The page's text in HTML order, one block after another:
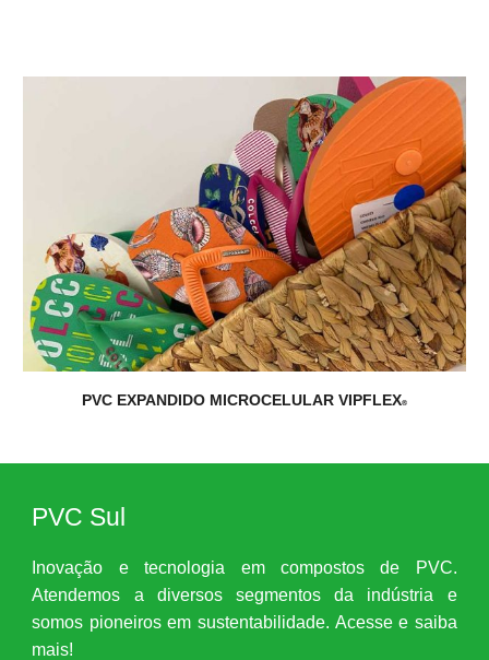
PVC EXPANDIDO MICROCELULAR VIPFLEX®
PVC Sul
Inovação e tecnologia em compostos de PVC.
Atendemos a diversos segmentos da indústria e
somos pioneiros em sustentabilidade. Acesse e saiba
mais!